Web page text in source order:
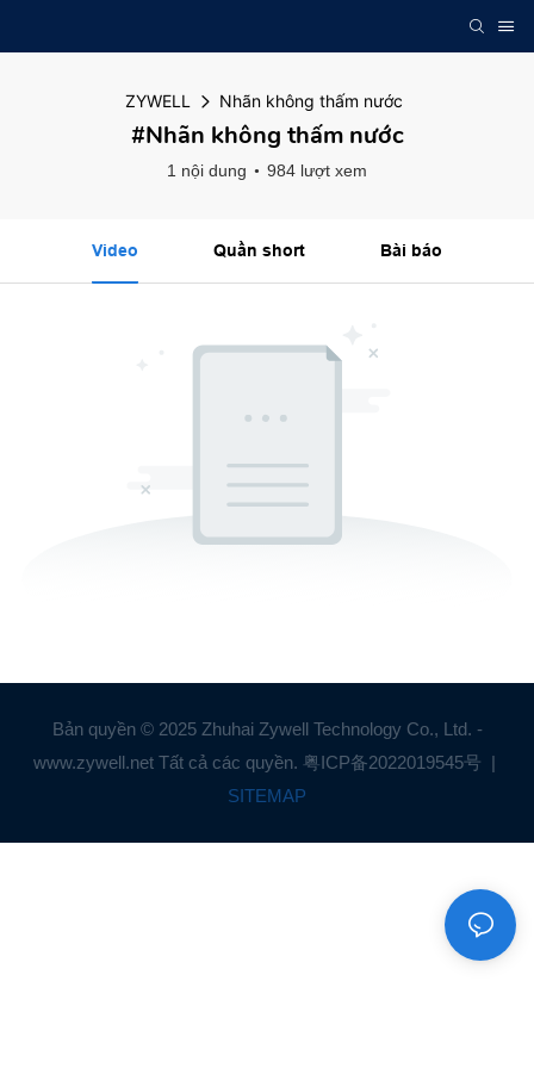
ZYWELL Nhãn không thấm nước
#Nhãn không thấm nước
1 nội dung 984 lượt xem
Video Quần short Bài báo
Bản quyền © 2025 Zhuhai Zywell Technology Co., Ltd. -
www.zywell.net Tất cả các quyền. 粤ICP备2022019545号 |
SITEMAP